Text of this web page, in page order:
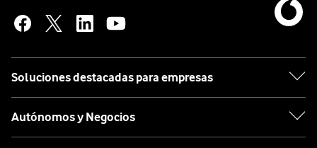
Soluciones destacadas para empresas
Autónomos y Negocios